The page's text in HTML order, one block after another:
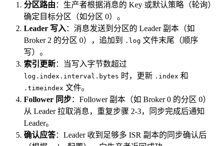
分区路由 ：生产者根据消息的 Key 或默认策略（轮询）
确定目标分区（如分区 0）。
Leader 写入：消息发送到分区的 Leader 副本（如
Broker 2 的分区 0），追加到
.log 文件末尾（顺序
写）。
索引更新：当写入字节数超过
log.index.interval.bytes 时，更新 .index 和
.timeindex 文件。
Follower 同步：Follower 副本（如 Broker 0 的分区 0）
从 Leader 拉取消息，重复步骤 2-3，同步完成后通知
Leader。
确认应答：Leader 收到足够多 ISR 副本的同步确认后